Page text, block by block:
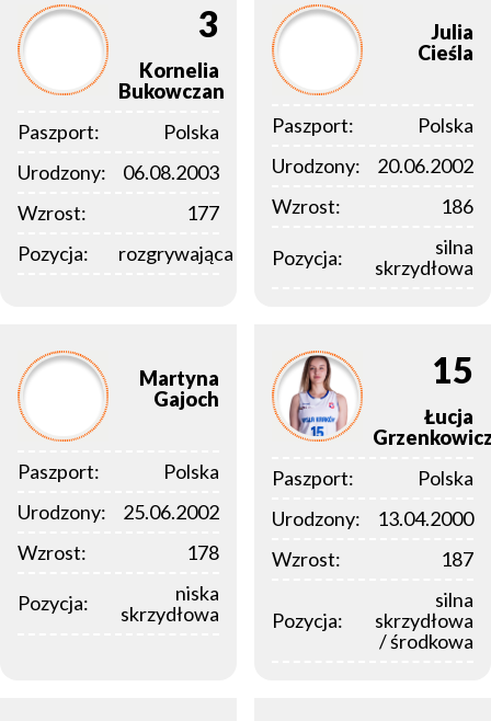
3
Kornelia
Bukowczan
Paszport:
Polska
Urodzony:
06.08.2003
Wzrost:
177
Pozycja:
rozgrywająca
Julia
Cieśla
Paszport:
Polska
Urodzony:
20.06.2002
Wzrost:
186
Pozycja:
silna
skrzydłowa
Martyna
Gajoch
Paszport:
Polska
Urodzony:
25.06.2002
Wzrost:
178
Pozycja:
niska
skrzydłowa
15
Łucja
Paszport:
Polska
Urodzony:
13.04.2000
Wzrost:
187
Pozycja:
silna
skrzydłowa
/ środkowa